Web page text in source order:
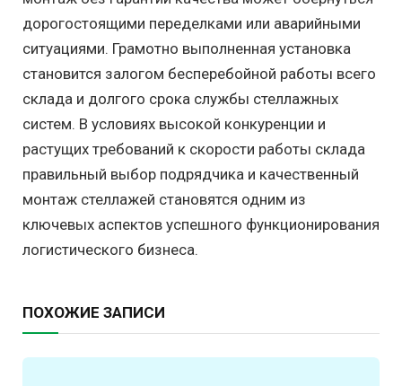
дорогостоящими переделками или аварийными
ситуациями. Грамотно выполненная установка
становится залогом бесперебойной работы всего
склада и долгого срока службы стеллажных
систем. В условиях высокой конкуренции и
растущих требований к скорости работы склада
правильный выбор подрядчика и качественный
монтаж стеллажей становятся одним из
ключевых аспектов успешного функционирования
логистического бизнеса.
ПОХОЖИЕ ЗАПИСИ